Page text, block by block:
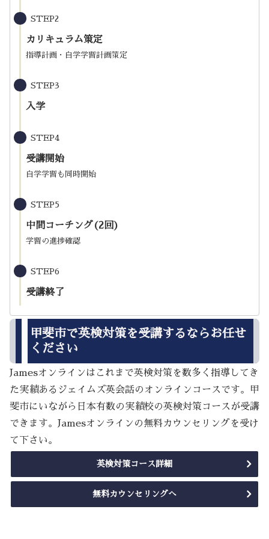
STEP2
カリキュラム策定
指導計画・自学学習計画策定
STEP3
入学
STEP4
受講開始
自学学習も同時開始
STEP5
中間コーチング(2回)
学習の進捗確認
STEP6
受講終了
甲斐市で英検対策を受講するならお任せ
ください
Jamesオンラインはこれまで英検対策を数多く指導してき
た実績あるジェイムズ英会話のオンラインコースです。甲
斐市にいながら日本有数の実績校の英検対策コースが受講
できます。Jamesオンラインの無料カウンセリングを受け
て下さい。
英検対策コース詳細
無料カウンセリングへ